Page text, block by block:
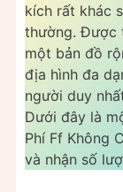
kích rất khác
thường. Được
một bản đồ
địa hình đa
người duy
Dưới đây là
Phí Ff Không
và nhận số